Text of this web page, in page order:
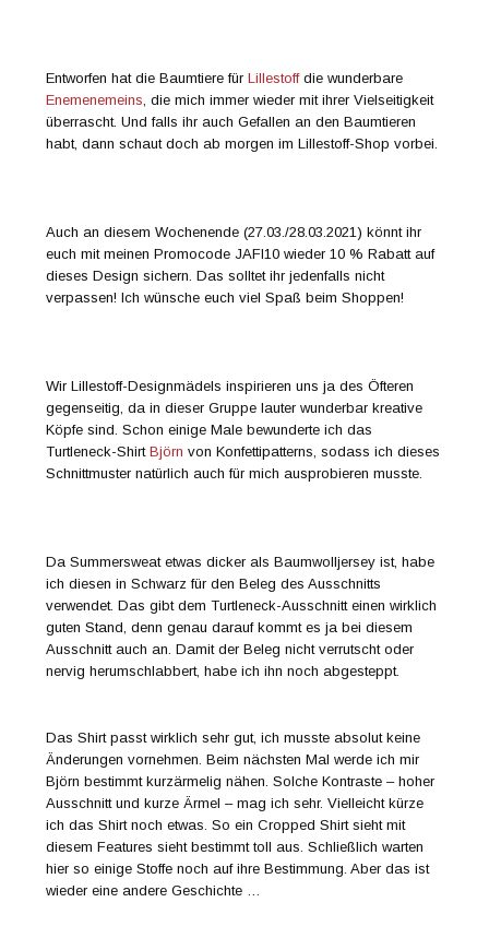
Entworfen hat die Baumtiere fürLillestoffdie wunderbare
Enemenemeins, die mich immer wieder mit ihrer Vielseitigkeit
überrascht. Und falls ihr auch Gefallen an den Baumtieren
habt, dann schaut doch ab morgen im Lillestoff-Shop vorbei.
Auch an diesem Wochenende (27.03./28.03.2021) könnt ihr
euch mit meinen Promocode JAFI10 wieder 10 % Rabatt auf
dieses Design sichern. Das solltet ihr jedenfalls nicht
verpassen! Ich wünsche euch viel Spaß beim Shoppen!
Wir Lillestoff-Designmädels inspirieren uns ja des Öfteren
gegenseitig, da in dieser Gruppe lauter wunderbar kreative
Köpfe sind. Schon einige Male bewunderte ich das
Turtleneck-ShirtBjörn von Konfettipatterns, sodass ich dieses
Schnittmuster natürlich auch für mich ausprobieren musste.
Da Summersweat etwas dicker als Baumwolljersey ist, habe
ich diesen in Schwarz für den Beleg des Ausschnitts
verwendet. Das gibt dem Turtleneck-Ausschnitt einen wirklich
guten Stand, denn genau darauf kommt es ja bei diesem
Ausschnitt auch an. Damit der Beleg nicht verrutscht oder
nervig herumschlabbert, habe ich ihn noch abgesteppt.
Das Shirt passt wirklich sehr gut, ich musste absolut keine
Änderungen vornehmen. Beim nächsten Mal werde ich mir
Björn bestimmt kurzärmelig nähen. Solche Kontraste – hoher
Ausschnitt und kurze Ärmel – mag ich sehr. Vielleicht kürze
ich das Shirt noch etwas. So ein Cropped Shirt sieht mit
diesem Features sieht bestimmt toll aus. Schließlich warten
hier so einige Stoffe noch auf ihre Bestimmung. Aber das ist
wieder eine andere Geschichte …